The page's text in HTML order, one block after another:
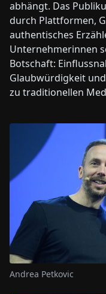
abhängt. Das
durch Plattformen,
authentisches
Unternehmerinnen
Botschaft:
Glaubwürdigkeit
zu traditionellen
Andrea Petkovic